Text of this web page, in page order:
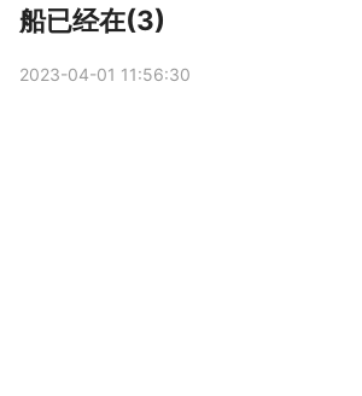
船已经在(3)
2023-04-01 11:56:30